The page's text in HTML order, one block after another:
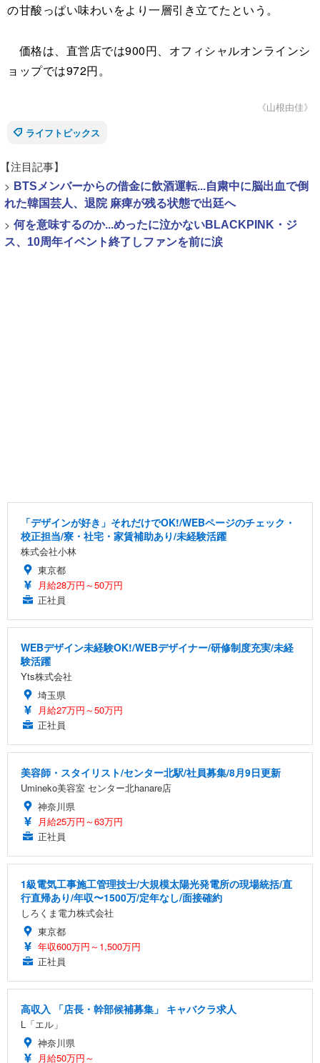
の甘酸っぱい味わいをより一層引き立てたという。
価格は、直営店では900円、オフィシャルオンラインシ
ョップでは972円。
《山根由佳》
ライフトピックス
【注目記事】
> BTSメンバーからの借金に飲酒運転...自粛中に脳出血で倒
れた韓国芸人、退院 麻痺が残る状態で出廷へ
> 何を意味するのか...めったに泣かないBLACKPINK・ジ
ス、10周年イベント終了しファンを前に涙
「デザインが好き」それだけでOK!/WEBページのチェック・
校正担当/寮・社宅・家賃補助あり/未経験活躍
株式会社小林
東京都
月給28万円～50万円
正社員
WEBデザイン未経験OK!/WEBデザイナー/研修制度充実/未経
験活躍
Yts株式会社
埼玉県
月給27万円～50万円
正社員
美容師・スタイリスト/センター北駅/社員募集/8月9日更新
Umineko美容室 センター北hanare店
神奈川県
月給25万円～63万円
正社員
1級電気工事施工管理技士/大規模太陽光発電所の現場統括/直
行直帰あり/年収〜1500万/定年なし/面接確約
しろくま電力株式会社
東京都
年収600万円～1,500万円
正社員
高収入 「店長・幹部候補募集」 キャバクラ求人
L「エル」
神奈川県
月給50万円～